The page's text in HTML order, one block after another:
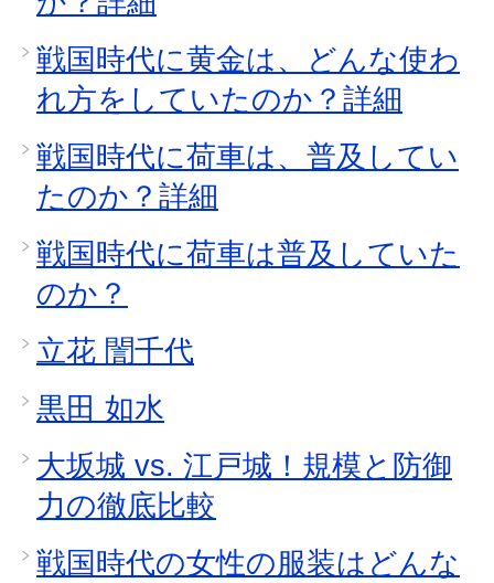
戦国時代に黄金は、どんな使わ
れ方をしていたのか？詳細
戦国時代に荷車は、普及してい
たのか？詳細
戦国時代に荷車は普及していた
のか？
立花 誾千代
黒田 如水
大坂城 vs. 江戸城！規模と防御
力の徹底比較
戦国時代の女性の服装はどんな